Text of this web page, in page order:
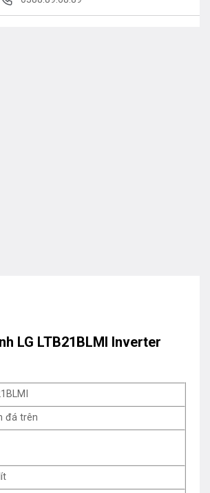
LG LTB21BLMI Inverter
đá trên